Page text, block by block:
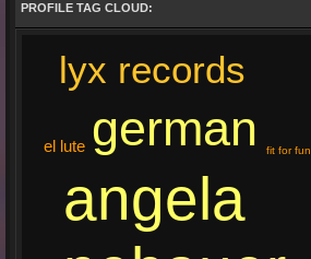
PROFILE TAG CLOUD:
angela
german
lyx records
el lute fit for fun